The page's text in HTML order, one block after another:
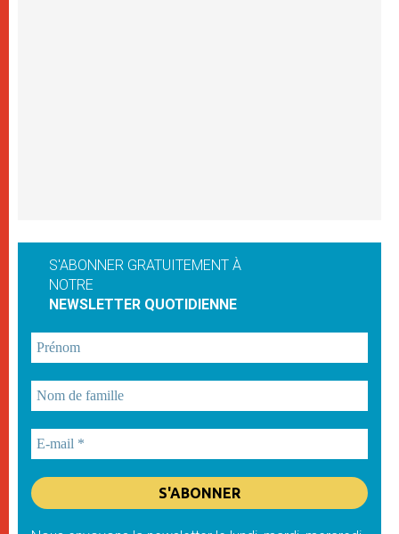
S'ABONNER GRATUITEMENT À
NOTRE
NEWSLETTER QUOTIDIENNE